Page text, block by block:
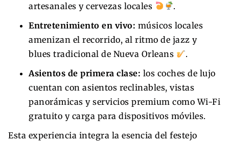
artesanales y cervezas locales
.
Entretenimiento en vivo: músicos locales
amenizan el recorrido, al ritmo de jazz y
blues tradicional de Nueva Orleans
.
Asientos de primera clase: los coches de lujo
cuentan con asientos reclinables, vistas
panorámicas y servicios premium como Wi-Fi
gratuito y carga para dispositivos móviles.
Esta experiencia integra la esencia del festejo